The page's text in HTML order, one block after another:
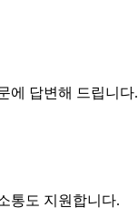
에 답변해 드립니다.
통도 지원합니다.